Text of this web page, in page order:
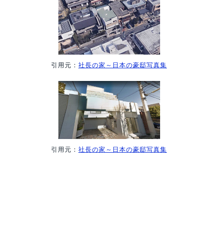
引用元： 社長の家～日本の豪邸写真集
引用元： 社長の家～日本の豪邸写真集